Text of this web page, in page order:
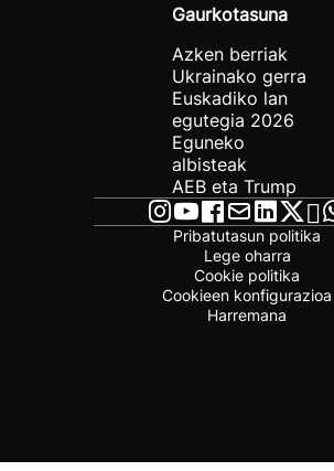
Gaurkotasuna
Azken berriak
Ukrainako gerra
Euskadiko lan
egutegia 2026
Eguneko
albisteak
AEB eta Trump
Pribatutasun politika
Lege oharra
Cookie politika
Cookieen konfigurazioa
Harremana